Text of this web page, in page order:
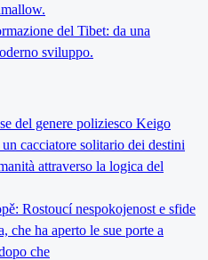
del Tibet: da una
sviluppo.
del genere poliziesco Keigo
cacciatore solitario dei destini
attraverso la logica del
Rostoucí nespokojenost e sfide
che ha aperto le sue porte a
che